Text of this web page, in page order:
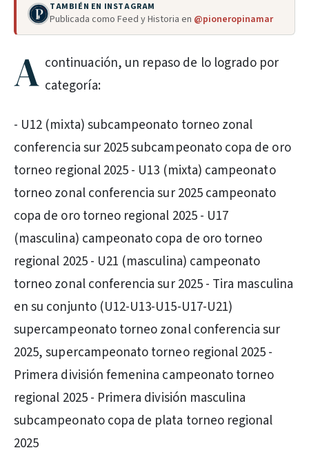
TAMBIÉN EN INSTAGRAM
Publicada como Feed y Historia en @pioneropinamar
A continuación, un repaso de lo logrado por
categoría:
- U12 (mixta) subcampeonato torneo zonal
conferencia sur 2025 subcampeonato copa de oro
torneo regional 2025 - U13 (mixta) campeonato
torneo zonal conferencia sur 2025 campeonato
copa de oro torneo regional 2025 - U17
(masculina) campeonato copa de oro torneo
regional 2025 - U21 (masculina) campeonato
torneo zonal conferencia sur 2025 - Tira masculina
en su conjunto (U12-U13-U15-U17-U21)
supercampeonato torneo zonal conferencia sur
2025, supercampeonato torneo regional 2025 -
Primera división femenina campeonato torneo
regional 2025 - Primera división masculina
subcampeonato copa de plata torneo regional
2025